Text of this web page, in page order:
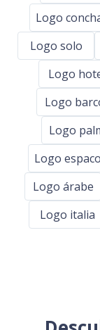
Logo
Logo solo
Logo
Logo
Logo
Logo espaco
Logo árabe
Logo italia